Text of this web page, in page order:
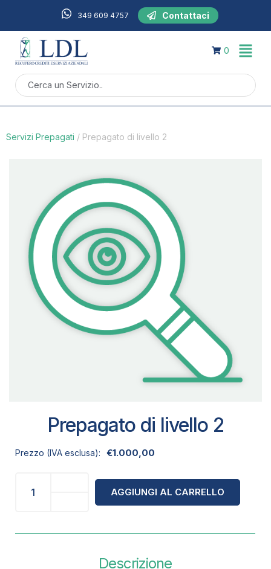
349 609 4757 Contattaci
0
Servizi Prepagati / Prepagato di livello 2
Prepagato di livello 2
Prezzo (IVA esclusa): €1.000,00
AGGIUNGI AL CARRELLO
Descrizione